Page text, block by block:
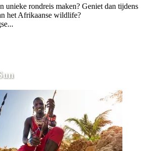
unieke rondreis maken? Geniet dan tijdens
het Afrikaanse wildlife?